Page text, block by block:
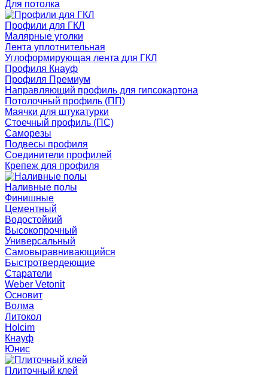
Для потолка
Профили для ГКЛ
Малярные уголки
Лента уплотнительная
Углоформирующая лента для ГКЛ
Профиля Кнауф
Профиля Премиум
Направляющий профиль для гипсокартона
Потолочный профиль (ПП)
Маячки для штукатурки
Стоечный профиль (ПС)
Саморезы
Подвесы профиля
Соединители профилей
Крепеж для профиля
Наливные полы
Финишные
Цементный
Водостойкий
Высокопрочный
Универсальный
Самовыравнивающийся
Быстротвердеющие
Старатели
Weber Vetonit
Основит
Волма
Литокол
Holcim
Кнауф
Юнис
Плиточный клей